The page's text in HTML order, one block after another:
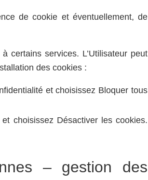
de cookie et éventuellement, de
certains services. L’Utilisateur peut
des cookies :
et choisissez Bloquer tous
choisissez Désactiver les cookies.
– gestion des